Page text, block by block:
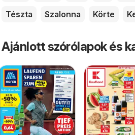
Tészta
Szalonna Körte
Ajánlott szórólapok és